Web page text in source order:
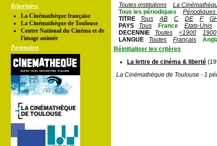
Répertoires
La Cinémathèque française
La Cinémathèque de Toulouse
Centre National du Cinéma et de
l'image animée
Partenaires
Toutes institutions
La
Tous les périodiques
Périodiques
TITRE
Tous AB C DE F
PAYS
Tous France Etats-Unis
DECENNIE
Toutes <1900 1900
LANGUE
Toutes Français
Réinitialiser les critères
La lettre de cinéma & liberté
La Cinémathèque de Toulouse - 1